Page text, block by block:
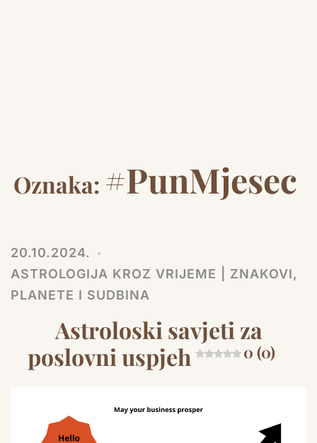
Oznaka: #PunMjesec
20.10.2024.
ASTROLOGIJA KROZ VRIJEME | ZNAKOVI,
PLANETE I SUDBINA
Astroloski savjeti za
poslovni uspjeh
0 (0)